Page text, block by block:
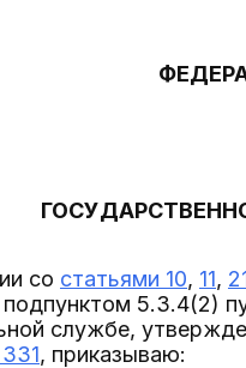
со статьями 10, 11,
5.3.4(2)
службе,
, приказываю: